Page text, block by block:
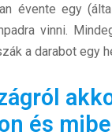
évente egy
vinni.
a darabot egy
és